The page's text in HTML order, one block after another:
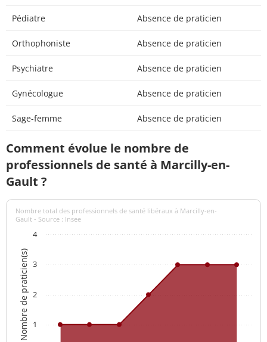
Pédiatre Absence de praticien
Orthophoniste Absence de praticien
Psychiatre Absence de praticien
Gynécologue Absence de praticien
Sage-femme Absence de praticien
Comment évolue le nombre de
professionnels de santé à Marcilly-en-
Gault ?
Nombre de praticien(s)
Nombre total des professionnels de santé libéraux à Marcilly-en-
Gault - Source : Insee
1
2
3
4